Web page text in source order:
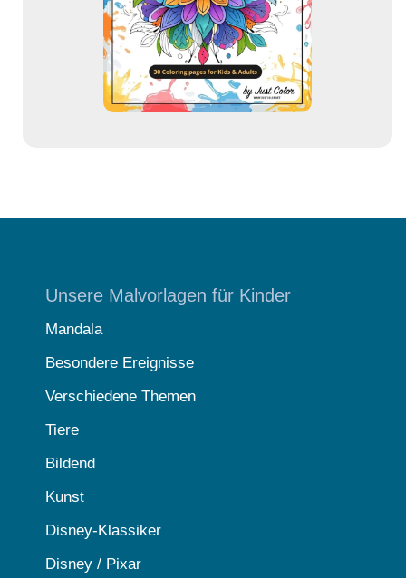
Unsere Malvorlagen für Kinder
Mandala
Besondere Ereignisse
Verschiedene Themen
Tiere
Bildend
Kunst
Disney-Klassiker
Disney / Pixar